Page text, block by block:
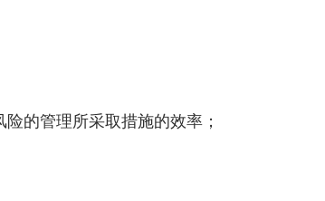
的管理所采取措施的效率；